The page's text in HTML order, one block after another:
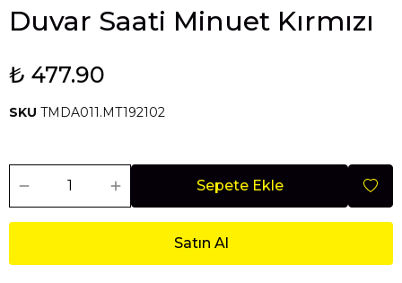
Duvar Saati Minuet Kırmızı
₺ 477.90
SKU TMDA011.MT192102
Sepete Ekle
Satın Al